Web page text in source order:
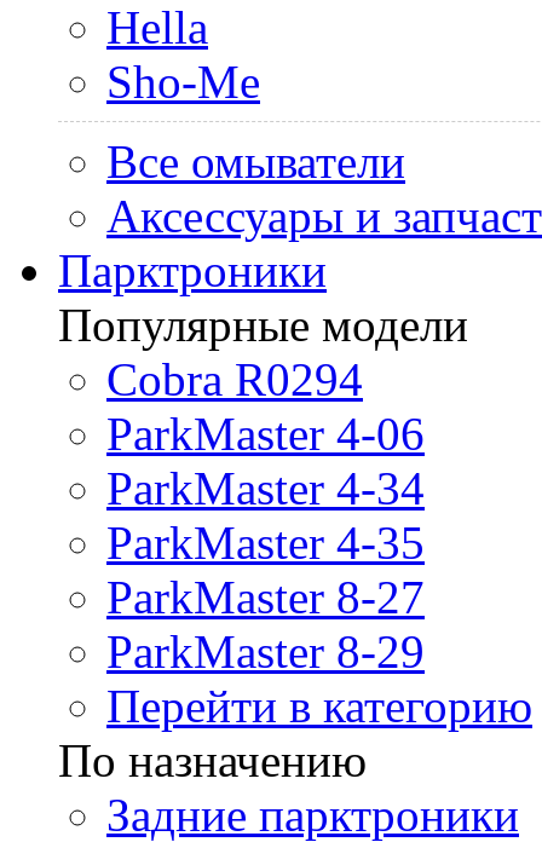
Hella
Sho-Me
Все омыватели
Аксессуары и
Парктроники
Популярные модели
Cobra R0294
ParkMaster 4-06
ParkMaster 4-34
ParkMaster 4-35
ParkMaster 8-27
ParkMaster 8-29
Перейти в категорию
По назначению
Задние парктроники